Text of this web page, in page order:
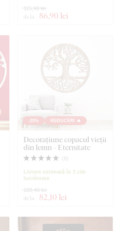
de la 86,90 lei
115,90 lei
-25% REDUCERI 🔥
Decorațiune copacul vieții
din lemn - Eternitate
( 8 )
Livrare estimată în 3 zile
lucrătoare
de la 82,10 lei
109,40 lei